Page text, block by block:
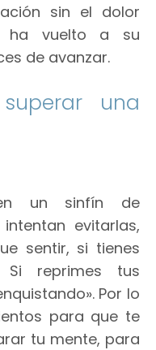
sin el dolor
ha vuelto a su
de avanzar.
una
un sinfín de
evitarlas,
sentir, si tienes
reprimes tus
Por lo
para que te
tu mente, para